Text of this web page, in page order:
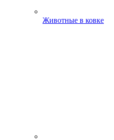
Животные в ковке